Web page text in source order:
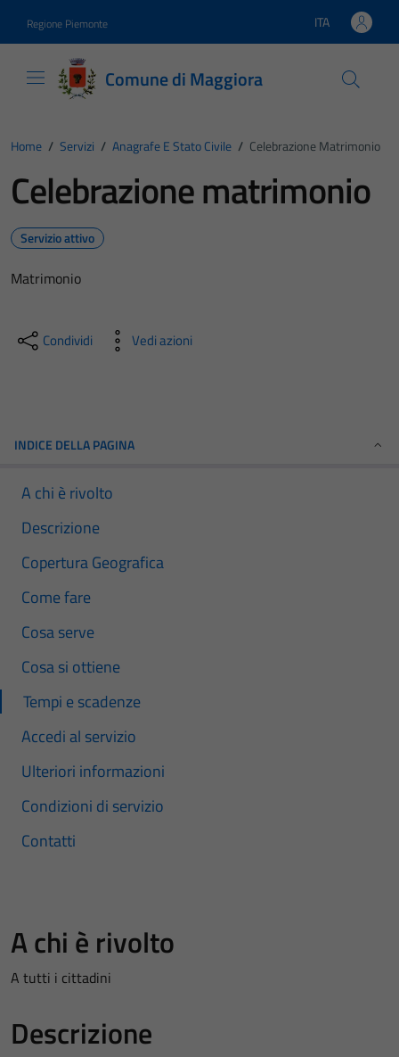
Regione Piemonte Lingua attiva:
ITA
Comune di Maggiora
Home / Servizi / Anagrafe E Stato Civile / Celebrazione Matrimonio
Celebrazione matrimonio
Servizio attivo
Matrimonio
Condividi Vedi azioni
INDICE DELLA PAGINA
A chi è rivolto
Descrizione
Copertura Geografica
Come fare
Cosa serve
Cosa si ottiene
Tempi e scadenze
Accedi al servizio
Ulteriori informazioni
Condizioni di servizio
Contatti
A chi è rivolto
A tutti i cittadini
Descrizione